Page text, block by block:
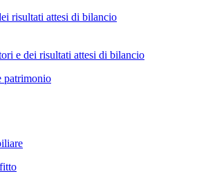
risultati attesi di bilancio
e dei risultati attesi di bilancio
patrimonio